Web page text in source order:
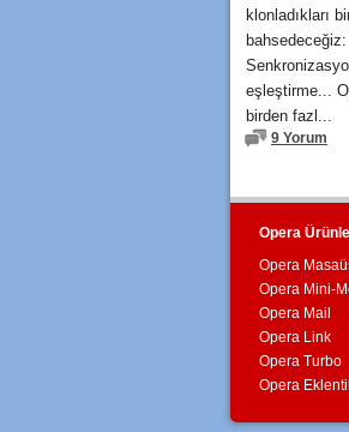
klonladıkları
eşleştirme...
birden fazl...
9 Yorum
Opera
Opera
Opera Mini-
Opera Mail
Opera Link
Opera Turbo
Opera